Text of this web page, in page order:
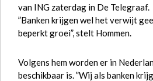
van ING zaterdag in De Telegraaf.
”Banken krijgen wel het verwijt
beperkt groei”, stelt Hommen.
Volgens hem worden er in
beschikbaar is. ”Wij als banken